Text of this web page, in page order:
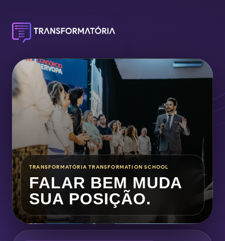
TRANSFORMATÓRIA TRANSFORMATION SCHOOL
FALAR BEM MUDA
SUA POSIÇÃO.